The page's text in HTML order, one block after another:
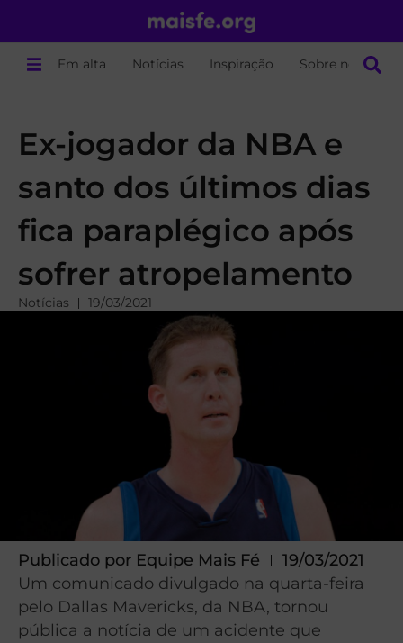
Em alta Notícias Inspiração Sobre nós
Ex-jogador da NBA e
santo dos últimos dias
fica paraplégico após
sofrer atropelamento
Notícias 19/03/2021
Publicado por Equipe Mais Fé
19/03/2021
Um comunicado divulgado na quarta-feira
pelo Dallas Mavericks, da NBA, tornou
pública a notícia de um acidente que